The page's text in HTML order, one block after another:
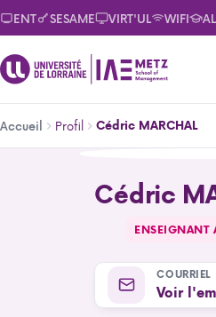
Aller
au
contenu
principal
ENT SESAME VIRT'UL WIFI
d'Ariane
Accueil Profil Cédric MARCHAL
Cédric
ENSEIGNANT
COURRIEL
Voir